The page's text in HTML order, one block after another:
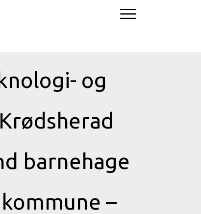
og
barnehage
–